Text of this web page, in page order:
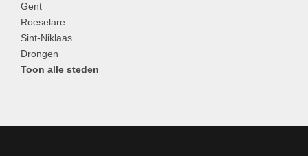
Gent
Roeselare
Sint-Niklaas
Drongen
Toon alle steden